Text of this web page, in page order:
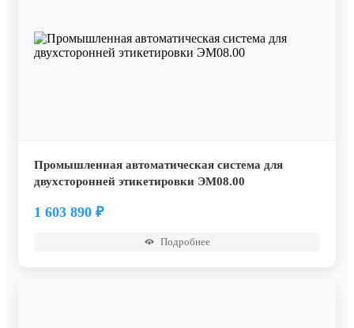
Промышленная автоматическая система для
двухсторонней этикетировки ЭМ08.00
1 603 890 ₽
Подробнее